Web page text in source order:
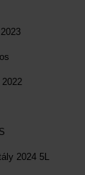
2024 5L